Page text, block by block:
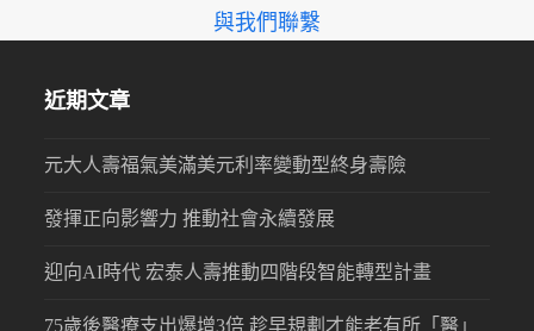
與我們聯繫
近期文章
元大人壽福氣美滿美元利率變動型終身壽險
發揮正向影響力 推動社會永續發展
迎向AI時代 宏泰人壽推動四階段智能轉型計畫
75歲後醫療支出爆增3倍 趁早規劃才能老有所「醫」